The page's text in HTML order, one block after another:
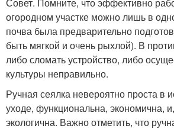
огородном участке можно лишь в
почва была предварительно
быть мягкой и очень рыхлой). В
либо сломать устройство, либо
культуры неправильно.
Ручная сеялка невероятно проста в
уходе, функциональна, экономична,
экологична. Важно отметить, что